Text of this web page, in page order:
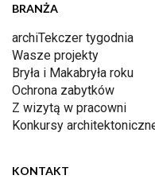
BRANŻA
archiTekczer tygodnia
Wasze projekty
Bryła i Makabryła roku
Ochrona zabytków
Z wizytą w pracowni
Konkursy
KONTAKT